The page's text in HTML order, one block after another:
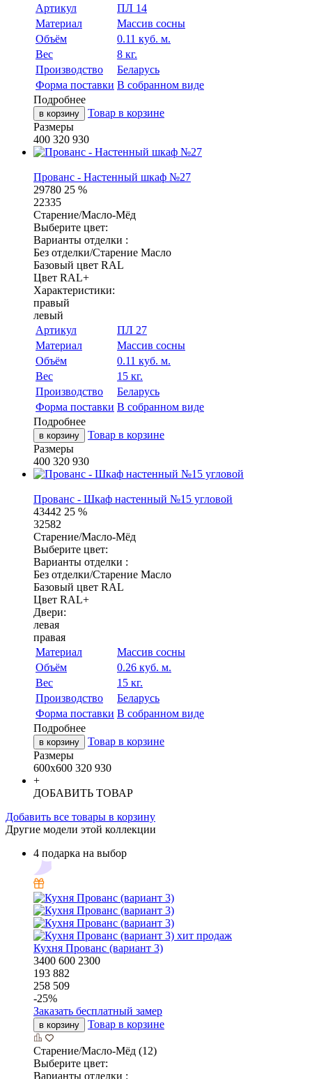
Артикул
ПЛ 14
Материал
Массив сосны
Объём
0.11 куб. м.
Вес
8 кг.
Производство
Беларусь
Форма поставки В собранном виде
Подробнее
в корзину
Товар в корзине
Размеры
400 320 930
Прованс - Настенный шкаф №27
29780 25 %
22335
Старение/Масло-Мёд
Выберите цвет:
Варианты отделки :
Без отделки/Старение Масло
Базовый цвет RAL
Цвет RAL+
Характеристики:
правый
левый
Артикул
ПЛ 27
Материал
Массив сосны
Объём
0.11 куб. м.
Вес
15 кг.
Производство
Беларусь
Форма поставки В собранном виде
Подробнее
в корзину
Товар в корзине
Размеры
400 320 930
Прованс - Шкаф настенный №15 угловой
43442 25 %
32582
Старение/Масло-Мёд
Выберите цвет:
Варианты отделки :
Без отделки/Старение Масло
Базовый цвет RAL
Цвет RAL+
Двери:
левая
правая
Материал
Массив сосны
Объём
0.26 куб. м.
Вес
15 кг.
Производство
Беларусь
Форма поставки В собранном виде
Подробнее
в корзину
Товар в корзине
Размеры
600х600 320 930
+
ДОБАВИТЬ ТОВАР
Добавить все товары в корзину
Другие модели этой коллекции
4 подарка на выбор
хит продаж
Кухня Прованс (вариант 3)
3400 600 2300
193 882
258 509
-25%
Заказать бесплатный замер
в корзину Товар в корзине
Старение/Масло-Мёд (12)
Выберите цвет:
Варианты отделки :